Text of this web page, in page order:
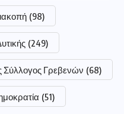
(98)
(249)
Σύλλογος Γρεβενών (68)
(51)